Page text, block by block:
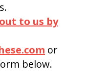
to us by
or
below.